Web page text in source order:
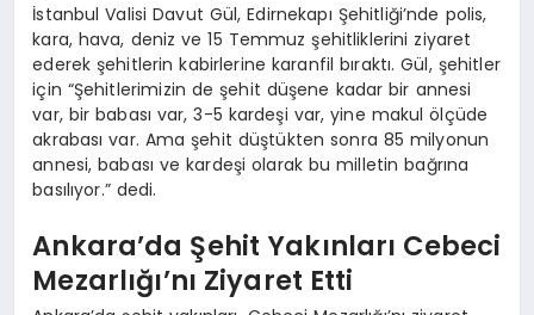
İstanbul Valisi Davut Gül, Edirnekapı Şehitliği’nde polis,
kara, hava, deniz ve 15 Temmuz şehitliklerini ziyaret
ederek şehitlerin kabirlerine karanfil bıraktı. Gül, şehitler
için “Şehitlerimizin de şehit düşene kadar bir annesi
var, bir babası var, 3-5 kardeşi var, yine makul ölçüde
akrabası var. Ama şehit düştükten sonra 85 milyonun
annesi, babası ve kardeşi olarak bu milletin bağrına
basılıyor.” dedi.
Ankara’da Şehit Yakınları Cebeci
Mezarlığı’nı Ziyaret Etti